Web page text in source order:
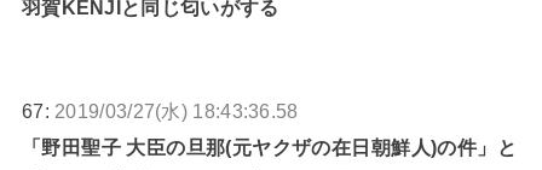
羽賀KENJIと同じ匂いがする
67: 2019/03/27(水) 18:43:36.58
「野田聖子 大臣の旦那(元ヤクザの在日朝鮮人)の件」と